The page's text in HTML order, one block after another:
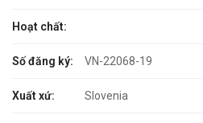
Hoạt chất:
Số đăng ký: VN-22068-19
Xuất xứ: Slovenia